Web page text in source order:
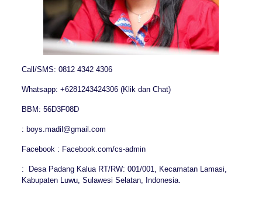
Call/SMS: 0812 4342 4306
Whatsapp: +6281243424306 (Klik dan Chat)
BBM: 56D3F08D
: boys.madil@gmail.com
Facebook : Facebook.com/cs-admin
: Desa Padang Kalua RT/RW: 001/001, Kecamatan Lamasi,
Kabupaten Luwu, Sulawesi Selatan, Indonesia.